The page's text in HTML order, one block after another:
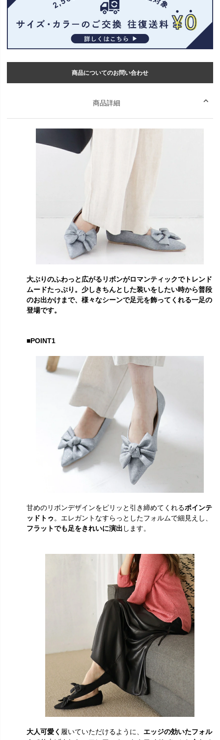
商品についてのお問い合わせ
商品詳細
大ぶりのふわっと広がるリボンがロマンティックでトレンド
ムードたっぷり。少しきちんとした装いをしたい時から普段
のお出かけまで、様々なシーンで足元を飾ってくれる一足の
登場です。
■POINT1
甘めのリボンデザインをピリッと引き締めてくれるポインテ
ッドトゥ 。エレガントなすらっとしたフォルムで細見えし、
フラットでも足をきれいに演出 します。
大人可愛く 履いていただけるように、 エッジの効いたフォル